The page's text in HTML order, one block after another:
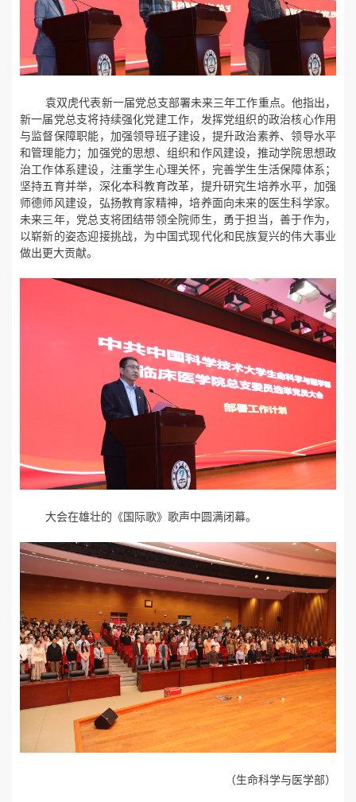
袁双虎代表新一届党总支部署未来三年工作重点。他指出，
新一届 党总支将持续强化党建工作，发挥党组织的政治核心作用
与监督保障职能，加强领导班子建设，提升政治素养、领导水平
和管理能力 ；加强党的思想、组织和作风建设，推动学院思想政
治工作体系建设，注重学生心理关怀，完善学生生活保障体系 ；
坚持五育并举，深化本科教育改革， 提升研究生培养水平 ，加强
师德师风建设，弘扬教育家精神 ，培养面向未来的医生科学家。
未来三年， 党总支将团结带领全院师生，勇于担当，善于作为，
以崭新的姿态迎接挑战，为中国式现代化和民族复兴的伟大事业
做出更大贡献。
大会在雄壮的《国际歌》歌声中圆满闭幕。
（生命科学与医学部）